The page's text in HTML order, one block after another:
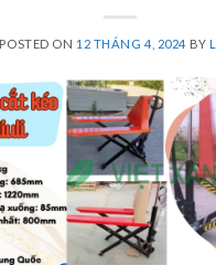
POSTED ON 12 THÁNG 4, 2024 BY